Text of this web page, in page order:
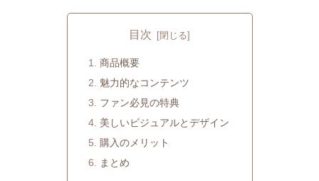
目次
商品概要
魅力的なコンテンツ
ファン必見の特典
美しいビジュアルとデザイン
購入のメリット
まとめ